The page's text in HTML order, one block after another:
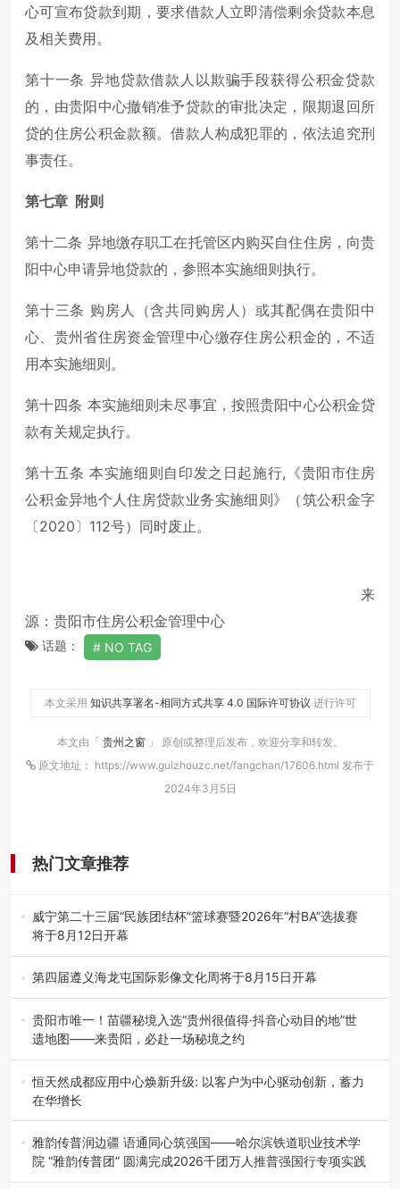
心可宣布贷款到期，要求借款人立即清偿剩余贷款本息
及相关费用。
第十一条 异地贷款借款人以欺骗手段获得公积金贷款
的，由贵阳中心撤销准予贷款的审批决定，限期退回所
贷的住房公积金款额。借款人构成犯罪的，依法追究刑
事责任。
第七章 附则
第十二条 异地缴存职工在托管区内购买自住住房，向贵
阳中心申请异地贷款的，参照本实施细则执行。
第十三条 购房人（含共同购房人）或其配偶在贵阳中
心、贵州省住房资金管理中心缴存住房公积金的，不适
用本实施细则。
第十四条 本实施细则未尽事宜，按照贵阳中心公积金贷
款有关规定执行。
第十五条 本实施细则自印发之日起施行,《贵阳市住房
公积金异地个人住房贷款业务实施细则》（筑公积金字
〔2020〕112号）同时废止。
来
源：贵阳市住房公积金管理中心
话题： NO TAG
本文采用 知识共享署名-相同方式共享 4.0 国际许可协议 进行许可
本文由「 贵州之窗 」 原创或整理后发布，欢迎分享和转发。
原文地址： https://www.guizhouzc.net/fangchan/17606.html 发布于
2024年3月5日
热门文章推荐
威宁第二十三届“民族团结杯”篮球赛暨2026年“村BA”选拔赛
将于8月12日开幕
8月7日，威宁彝族回族苗族自治县第二十三届“民族团结
杯”篮球赛暨2026年“村B…
第四届遵义海龙屯国际影像文化周将于8月15日开幕
8月7日，第四届遵义海龙屯国际影像文化周媒体通气会在世
界文化遗产地海龙屯核心景区…
贵阳市唯一！苗疆秘境入选“贵州很值得·抖音心动目的地”世
遗地图——来贵阳，必赴一场秘境之约
2026年7月21日，2026年“贵州很值得”暨抖音“心动目的
地”（贵州站）主题…
恒天然成都应用中心焕新升级: 以客户为中心驱动创新，蓄力
在华增长
融合全球研发实力与本土洞察，深化客户共创，赋能西南市
场创新发展 （7月27日，成…
雅韵传普润边疆 语通同心筑强国——哈尔滨铁道职业技术学
院 “雅韵传普团” 圆满完成2026千团万人推普强国行专项实践
为扎实推进2026“千团万人推普强国行”大学生暑期社会实